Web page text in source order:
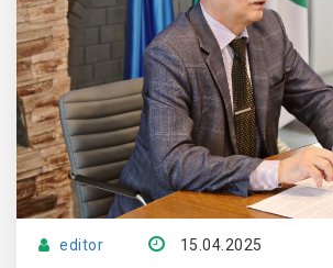
editor 15.04.2025